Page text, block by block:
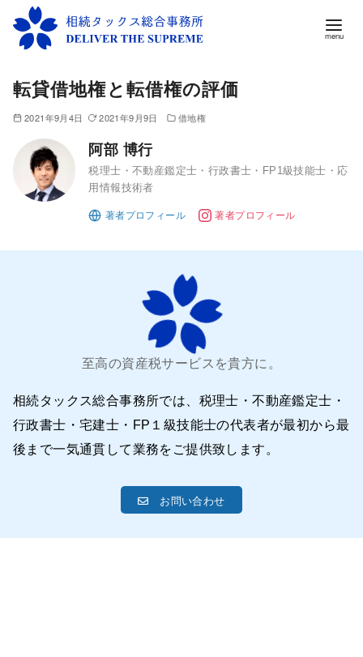
転貸借地権と転借権の評価
2021年9月4日 2021年9月9日 借地権
阿部 博行
税理士・不動産鑑定士・行政書士・FP1級技能士・応
用情報技術者
至高の資産税サービスを貴方に。
相続タックス総合事務所では、税理士・不動産鑑定士・
行政書士・宅建士・FP１級技能士の代表者が最初から最
後まで一気通貫して業務をご提供致します。
お問い合わせ